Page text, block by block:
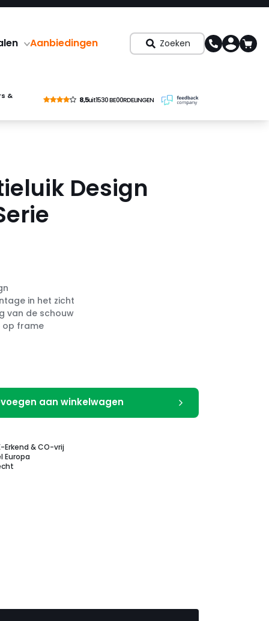
Aanbiedingen Zoeken
&
8,5uit1530 BE00RDELINGEN
Design
in het zicht
van de schouw
op frame
aan winkelwagen
Erkend & CO-vrij
Europa